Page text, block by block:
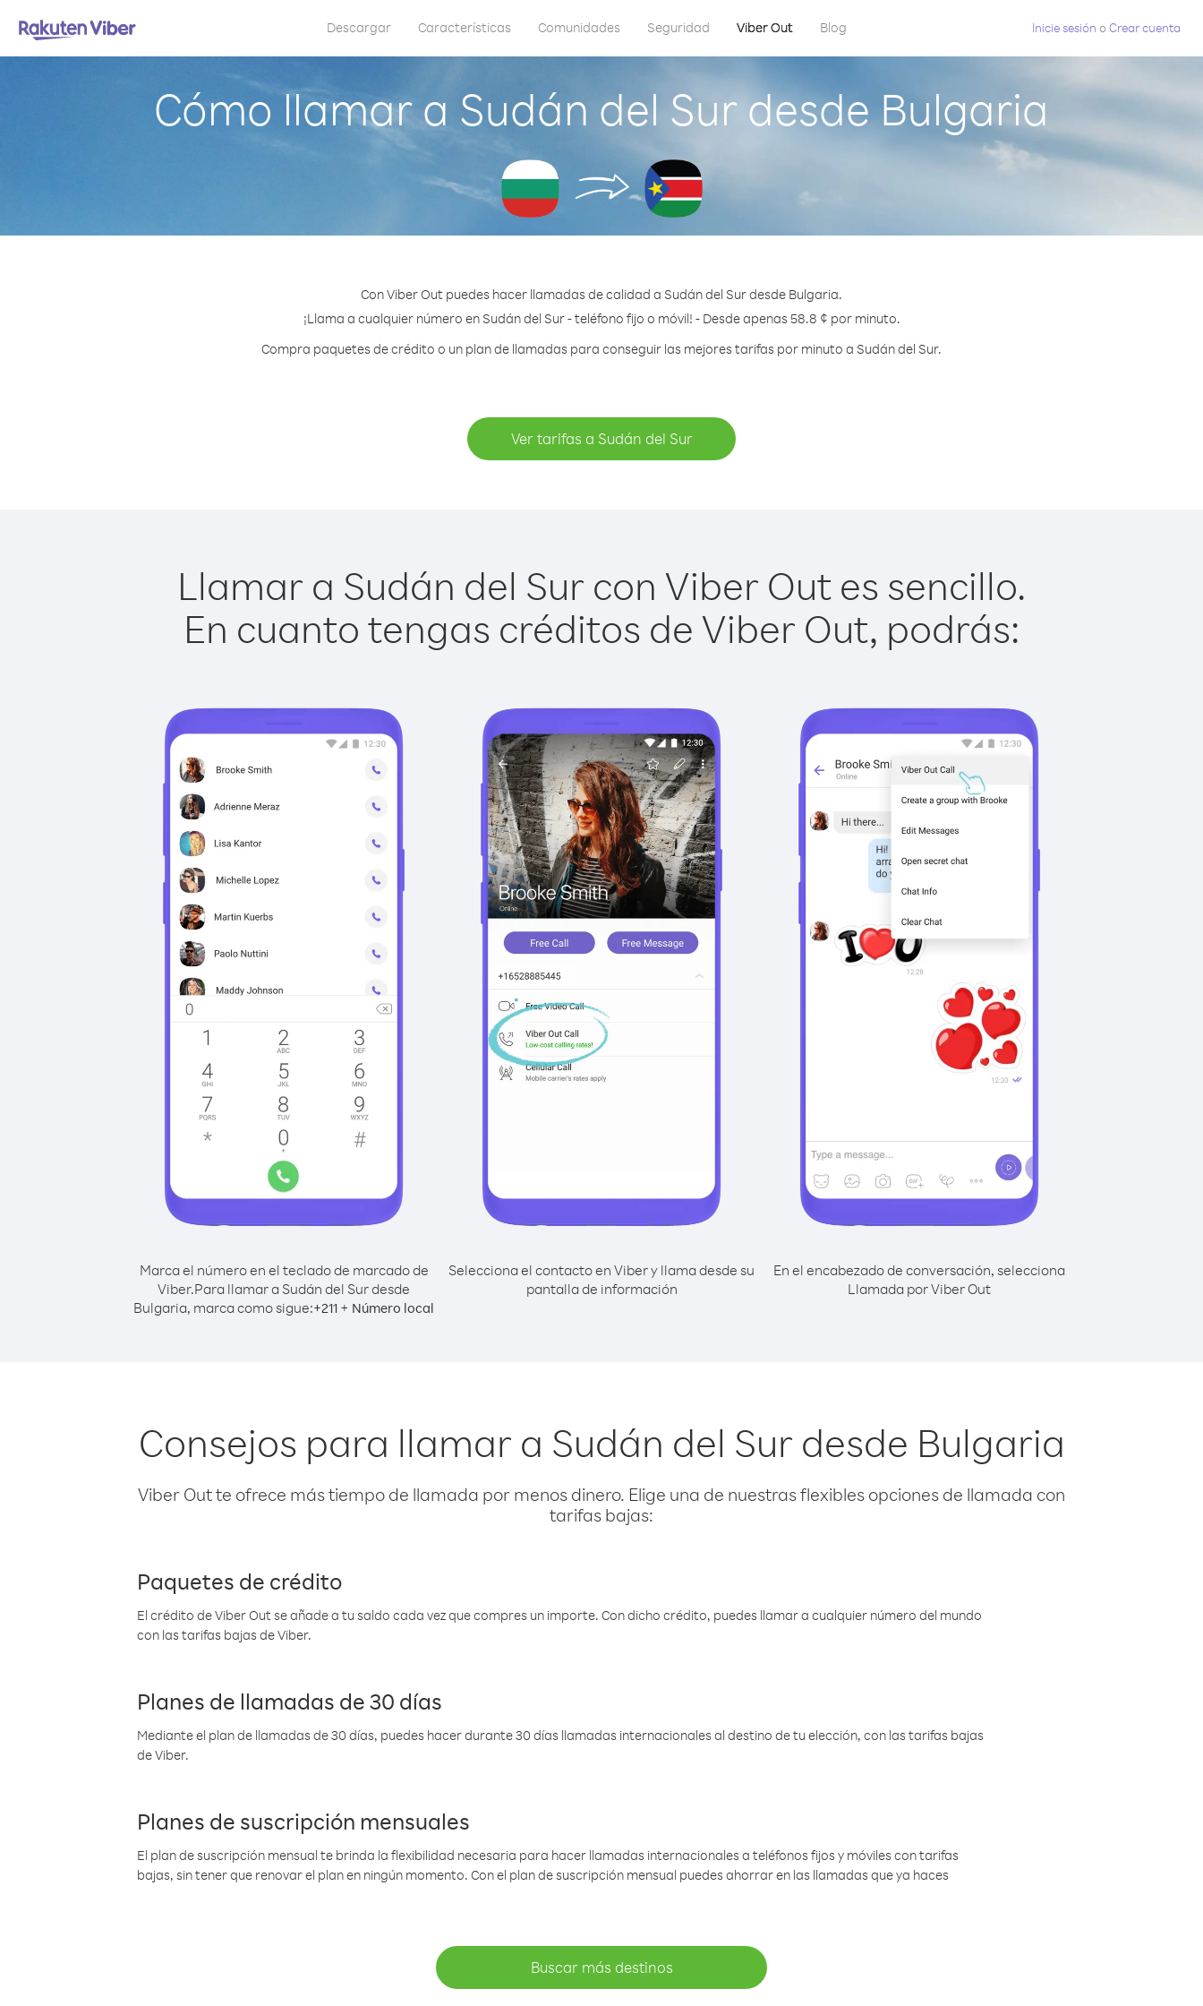
Descargar Características Comunidades Seguridad Viber Out Blog Inicie sesión oCrear cuenta
Cómo llamar a Sudán del Sur desde Bulgaria
Con Viber Out puedes hacer llamadas de calidad a Sudán del Sur desde Bulgaria.
¡Llama a cualquier número en Sudán del Sur - teléfono fijo o móvil! - Desde apenas 58.8 ¢ por minuto.
Compra paquetes de crédito o un plan de llamadas para conseguir las mejores tarifas por minuto a Sudán del Sur.
Ver tarifas a Sudán del Sur
Llamar a Sudán del Sur con Viber Out es sencillo.
En cuanto tengas créditos de Viber Out, podrás:
Marca el número en el teclado de marcado de
Viber.Para llamar a Sudán del Sur desde
Bulgaria, marca como sigue:+211 + Número local
Selecciona el contacto en Viber y llama desde su
pantalla de información
En el encabezado de conversación, selecciona
Llamada por Viber Out
Consejos para llamar a Sudán del Sur desde Bulgaria
Viber Out te ofrece más tiempo de llamada por menos dinero. Elige una de nuestras flexibles opciones de llamada con
tarifas bajas:
Paquetes de crédito
El crédito de Viber Out se añade a tu saldo cada vez que compres un importe. Con dicho crédito, puedes llamar a cualquier número del mundo
con las tarifas bajas de Viber.
Planes de llamadas de 30 días
Mediante el plan de llamadas de 30 días, puedes hacer durante 30 días llamadas internacionales al destino de tu elección, con las tarifas bajas
de Viber.
Planes de suscripción mensuales
El plan de suscripción mensual te brinda la flexibilidad necesaria para hacer llamadas internacionales a teléfonos fijos y móviles con tarifas
bajas, sin tener que renovar el plan en ningún momento. Con el plan de suscripción mensual puedes ahorrar en las llamadas que ya haces
Buscar más destinos